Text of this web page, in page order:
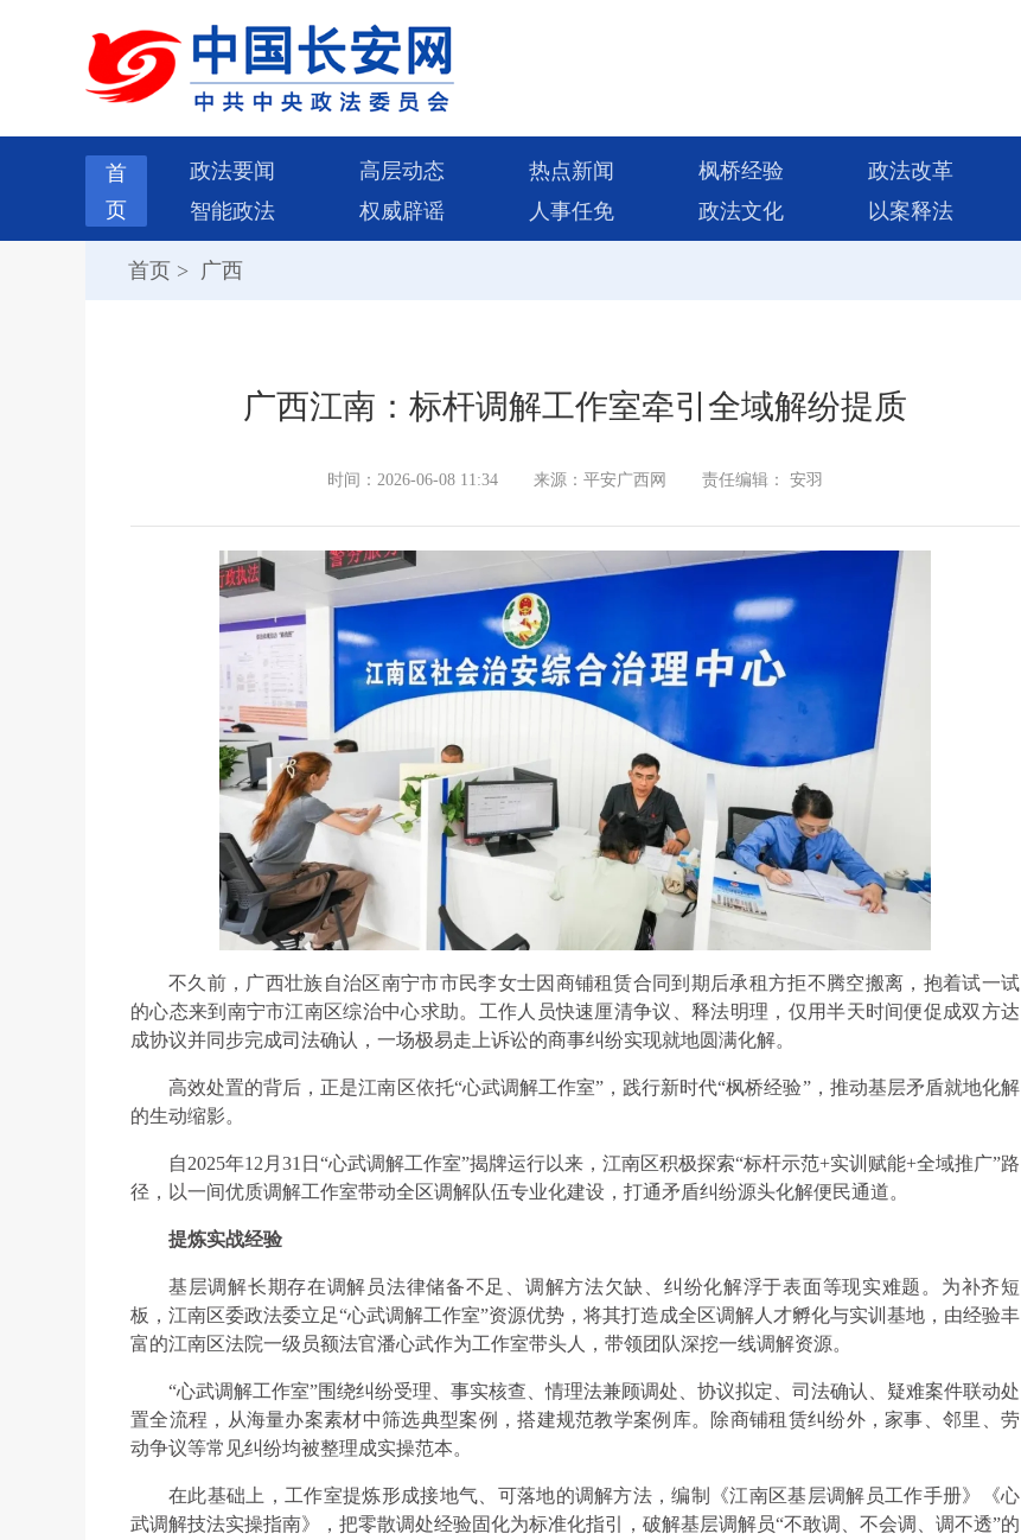
首
页
政法要闻 高层动态 热点新闻 枫桥经验 政法改革
智能政法
权威辟谣 人事任免 政法文化 以案释法
首页 > 广西
广西江南：标杆调解工作室牵引全域解纷提质
时间：2026-06-08 11:34 来源：平安广西网 责任编辑： 安羽
不久前，广西壮族自治区南宁市市民李女士因商铺租赁合同到期后承租方拒不腾空搬离，抱着试一试
的心态来到南宁市江南区综治中心求助。工作人员快速厘清争议、释法明理，仅用半天时间便促成双方达
成协议并同步完成司法确认，一场极易走上诉讼的商事纠纷实现就地圆满化解。
高效处置的背后，正是江南区依托“心武调解工作室”，践行新时代“枫桥经验”，推动基层矛盾就地化解
的生动缩影。
自2025年12月31日“心武调解工作室”揭牌运行以来，江南区积极探索“标杆示范+实训赋能+全域推广”路
径，以一间优质调解工作室带动全区调解队伍专业化建设，打通矛盾纠纷源头化解便民通道。
提炼实战经验
基层调解长期存在调解员法律储备不足、调解方法欠缺、纠纷化解浮于表面等现实难题。为补齐短
板，江南区委政法委立足“心武调解工作室”资源优势，将其打造成全区调解人才孵化与实训基地，由经验丰
富的江南区法院一级员额法官潘心武作为工作室带头人，带领团队深挖一线调解资源。
“心武调解工作室”围绕纠纷受理、事实核查、情理法兼顾调处、协议拟定、司法确认、疑难案件联动处
置全流程，从海量办案素材中筛选典型案例，搭建规范教学案例库。除商铺租赁纠纷外，家事、邻里、劳
动争议等常见纠纷均被整理成实操范本。
在此基础上，工作室提炼形成接地气、可落地的调解方法，编制《江南区基层调解员工作手册》《心
武调解技法实操指南》，把零散调处经验固化为标准化指引，破解基层调解员“不敢调、不会调、调不透”的